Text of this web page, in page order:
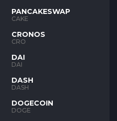
PANCAKESWAP
CAKE
CRONOS
CRO
DAI
DAI
DASH
DASH
DOGECOIN
DOGE